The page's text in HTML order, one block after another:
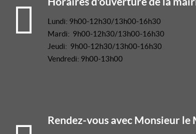
Lundi: 9h00-12h30/13h00-16h30
Mardi: 9h00-12h30/13h00-16h30
Jeudi: 9h00-12h30/13h00-16h30
Vendredi: 9h00-13h00
Rendez-vous avec Monsieur le